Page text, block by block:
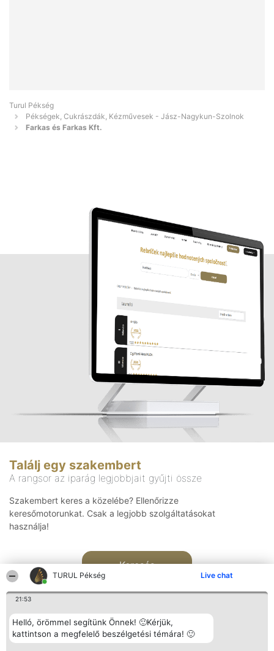
TURUL Pékség Live chat
21:53
Helló, örömmel segítünk Önnek! 🙂Kérjük,
kattintson a megfelelő beszélgetési témára! 🙂
Turul Pékség
Pékségek, Cukrászdák, Kézművesek - Jász-Nagykun-Szolnok
Farkas és Farkas Kft.
Találj egy szakembert
A rangsor az iparág legjobbjait gyűjti össze
Szakembert keres a közelébe? Ellenőrizze
keresőmotorunkat. Csak a legjobb szolgáltatásokat
használja!
Keresés